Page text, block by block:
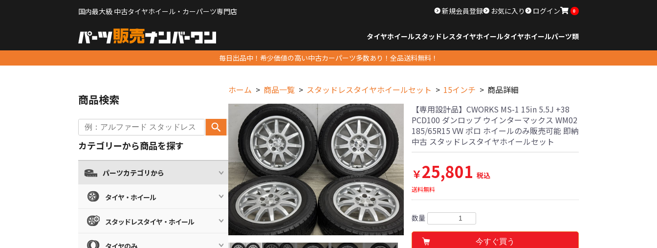
国内最大級 中古タイヤホイール・カーパーツ専門店 新規会員登録 お気に入り ログイン 0
タイヤホイールスタッドレスタイヤホイールタイヤホイールパーツ類
毎日出品中！希少価値の高い中古カーパーツ多数あり！全品送料無料！
ホーム 商品一覧 スタッドレスタイヤホイールセット 15インチ 商品詳細
【専用設計品】CWORKS MS-1 15in 5.5J +38
PCD100 ダンロップ ウインターマックス WM02
185/65R15 VW ポロ ホイールのみ販売可能 即納
中古 スタッドレスタイヤホイールセット
￥25,801 税込
送料無料
数量
今すぐ買う
商品検索
カテゴリーから商品を探す
パーツカテゴリから
タイヤ・ホイール
スタッドレスタイヤ・ホイール
タイヤのみ